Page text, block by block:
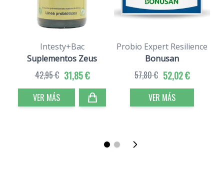
Intesty+Bac
Suplementos Zeus
31,85 €
42,95 €
VER MÁS
Probio Expert Resilience
Bonusan
52,02 €
57,80 €
VER MÁS